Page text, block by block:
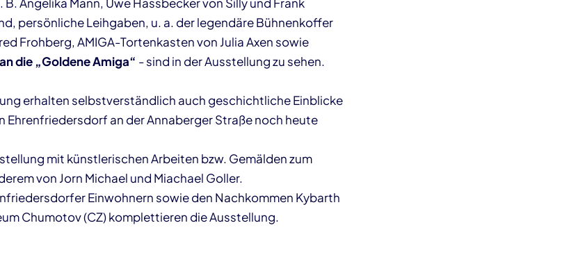
B. Angelika Mann, Uwe Hassbecker von Silly und Frank
persönliche Leihgaben, u. a. der legendäre Bühnenkoffer
Frohberg, AMIGA-Tortenkasten von Julia Axen sowie
die „Goldene Amiga“ - sind in der Ausstellung zu sehen.
erhalten selbstverständlich auch geschichtliche Einblicke
Ehrenfriedersdorf an der Annaberger Straße noch heute
mit künstlerischen Arbeiten bzw. Gemälden zum
von Jorn Michael und Miachael Goller.
Einwohnern sowie den Nachkommen Kybarth
Chumotov (CZ)komplettieren die Ausstellung.